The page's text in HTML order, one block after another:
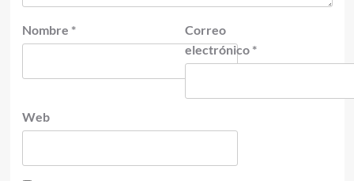
Nombre *
Correo
electrónico *
Web